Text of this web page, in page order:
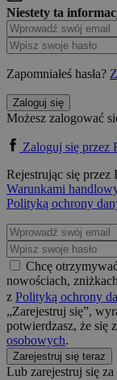
Niestety ta
Zapomniałeś hasła?
Zaloguj się
Możesz zalogować
Zaloguj się przez
Rejestrując się
Warunkami
Polityką ochrony
Chcę
nowościach,
z Polityką ochrony
„Zarejestruj się”,
potwierdzasz, że się
osobowych.
Zarejestruj się teraz
Lub zarejestruj się